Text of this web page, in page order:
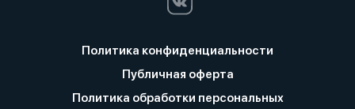
Политика конфиденциальности
Публичная оферта
Политика обработки персональных